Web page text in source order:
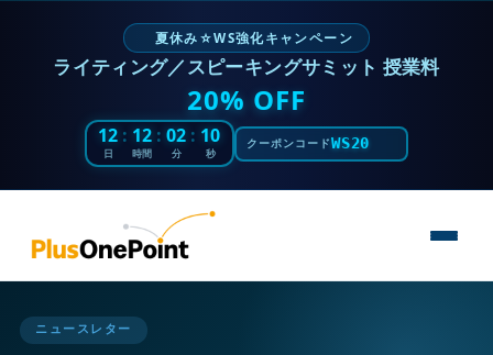
夏休み☆WS強化キャンペーン
ライティング／スピーキングサミット 授業料
20% OFF
12
日
: 12
時間
: 02
分
: 08
秒
クーポンコードWS20
ニュースレター